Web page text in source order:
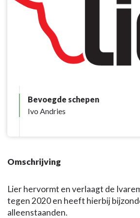
Bevoegde schepen
Ivo Andries
Omschrijving
Lier hervormt en verlaagt de
tegen 2020 en heeft hierbij
alleenstaanden.